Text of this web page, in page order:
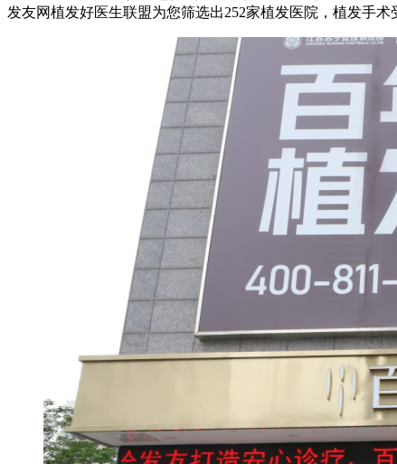
发友网植发好医生联盟为您筛选出252家植发医院，植发手